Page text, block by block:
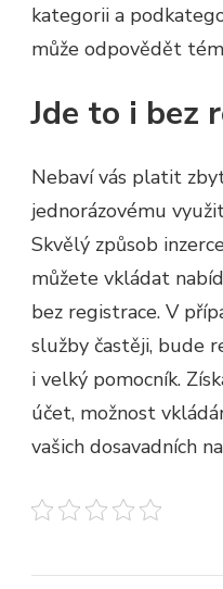
kategorii a
může odpovědět
Jde to i bez
Nebaví vás platit
jednorázovému
Skvělý způsob
můžete vkládat
bez registrace. V
služby častěji, bude
i velký pomocník.
účet, možnost
vašich dosavadních